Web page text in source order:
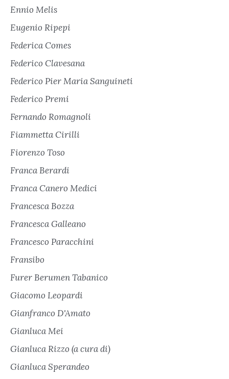
Ennio Melis
Eugenio Ripepi
Federica Comes
Federico Clavesana
Federico Pier Maria Sanguineti
Federico Premi
Fernando Romagnoli
Fiammetta Cirilli
Fiorenzo Toso
Franca Berardi
Franca Canero Medici
Francesca Bozza
Francesca Galleano
Francesco Paracchini
Fransibo
Furer Berumen Tabanico
Giacomo Leopardi
Gianfranco D'Amato
Gianluca Mei
Gianluca Rizzo (a cura di)
Gianluca Sperandeo